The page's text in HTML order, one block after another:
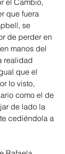
el Cambio,
que fuera
se
de perder en
manos del
realidad
que el
lo visto,
como el de
de lado la
cediéndola a